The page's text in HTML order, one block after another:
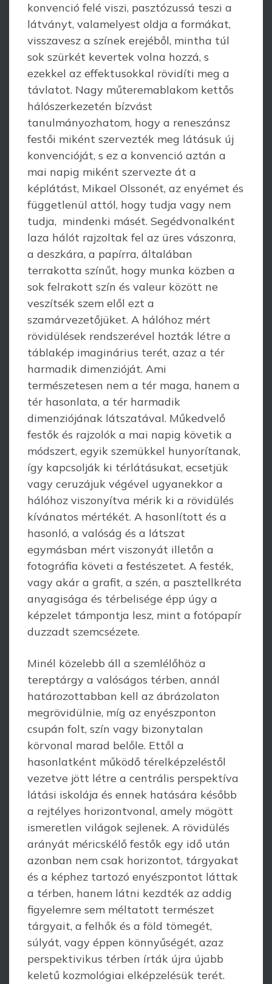
konvenció felé viszi, pasztózussá teszi a
látványt, valamelyest oldja a formákat,
visszavesz a színek erejéből, mintha túl
sok szürkét kevertek volna hozzá, s
ezekkel az effektusokkal rövidíti meg a
távlatot. Nagy műteremablakom kettős
hálószerkezetén bízvást
tanulmányozhatom, hogy a rene­szánsz
festői miként szervezték meg látásuk új
konvencióját, s ez a konvenció aztán a
mai napig miként szervezte át a
képlátást, Mikael Olssonét, az enyémet és
függetlenül attól, hogy tudja vagy nem
tudja, mindenki másét. Segédvonalként
laza hálót rajzoltak fel az üres vászonra,
a deszkára, a papírra, általában
terrakotta színűt, hogy munka közben a
sok felrakott szín és valeur között ne
veszítsék szem elől ezt a
szamárvezetőjüket. A hálóhoz mért
rövidülések rendszerével hozták létre a
tábla­kép imaginárius terét, azaz a tér
harmadik dimenzióját. Ami
természetesen nem a tér maga, hanem a
tér hasonlata, a tér harmadik
dimenziójának látszatával. Műked­velő
festők és rajzolók a mai napig követik a
módszert, egyik szemükkel hunyo­rítanak,
így kapcsolják ki térlátásukat, ecsetjük
vagy ceruzájuk végével ugyanekkor a
hálóhoz viszonyítva mérik ki a rövidülés
kívánatos mértékét. A hasonlított és a
hasonló, a valóság és a látszat
egymásban mért viszonyát illetőn a
fotográfia követi a festészetet. A festék,
vagy akár a grafit, a szén, a pasztellkréta
anyagisága és tér­belisége épp úgy a
képzelet támpontja lesz, mint a fotópapír
duzzadt szemcsézete.
Minél közelebb áll a szemlélőhöz a
tereptárgy a valóságos térben, annál
hatá­rozottabban kell az ábrázolaton
megrövidülnie, míg az enyészponton
csupán folt, szín vagy bizonytalan
körvonal marad belőle. Ettől a
hasonlatként működő térelképzeléstől
vezetve jött létre a centrális perspektíva
látási iskolája és ennek hatására később
a rejtélyes horizontvonal, amely mögött
ismeretlen világok sejlenek. A rövidülés
arányát méricskélő festők egy idő után
azonban nem csak horizontot, tárgyakat
és a képhez tartozó enyészpontot láttak
a térben, hanem látni kezdték az addig
figyelemre sem méltatott természet
tárgyait, a felhők és a föld tömegét,
súlyát, vagy éppen könnyűségét, azaz
perspektivikus térben írták újra újabb
keletű kozmológiai elképzelésük terét.